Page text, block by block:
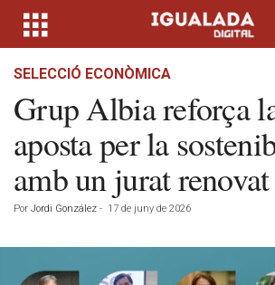
SELECCIÓ ECONÒMICA
Grup Albia reforça
aposta per la
amb un jurat renovat
Por Jordi González - 17 de juny de 2026